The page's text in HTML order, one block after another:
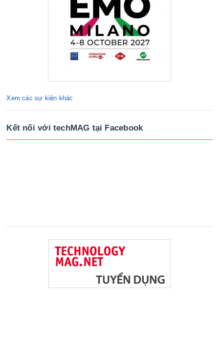
Xem các sự kiện khác
Kết nối với techMAG tại Facebook